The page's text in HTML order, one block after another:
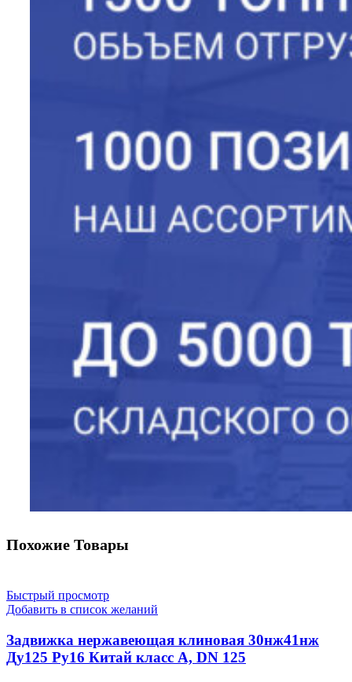
Похожие Товары
Быстрый просмотр
Добавить в список желаний
Задвижка нержавеющая клиновая 30нж41нж
Ду125 Ру16 Китай класс А, DN 125